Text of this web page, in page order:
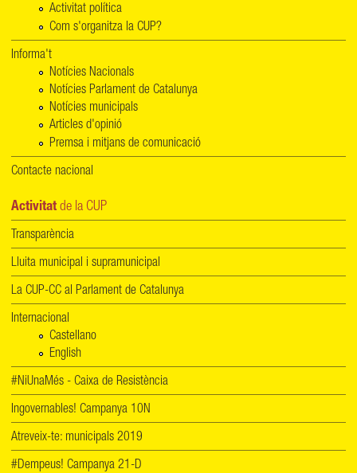
Activitat política
Com s'organitza la CUP?
Informa't
Notícies Nacionals
Notícies Parlament de Catalunya
Notícies municipals
Articles d'opinió
Premsa i mitjans de comunicació
Contacte nacional
Activitat de la CUP
Transparència
Lluita municipal i supramunicipal
La CUP-CC al Parlament de Catalunya
Internacional
Castellano
English
#NiUnaMés - Caixa de Resistència
Ingovernables! Campanya 10N
Atreveix-te: municipals 2019
#Dempeus! Campanya 21-D